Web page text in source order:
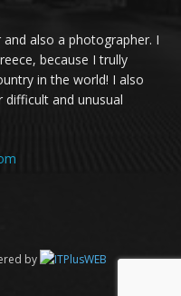
also a photographer. I
because I trully
in the world! I also
and unusual
by